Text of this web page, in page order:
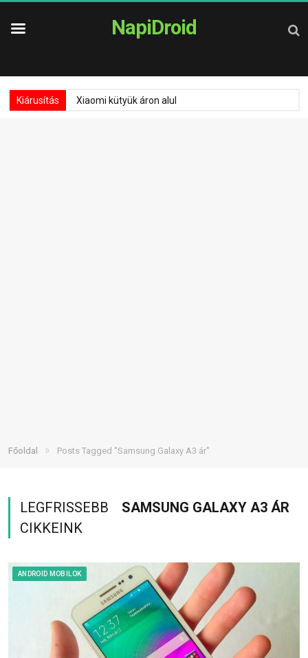
NapiDroid
Kiárusítás Xiaomi kütyük áron alul
Főoldal » Posts Tagged "Samsung Galaxy A3 ár"
LEGFRISSEBB
SAMSUNG GALAXY A3 ÁR
CIKKEINK
ANDROID MOBILOK